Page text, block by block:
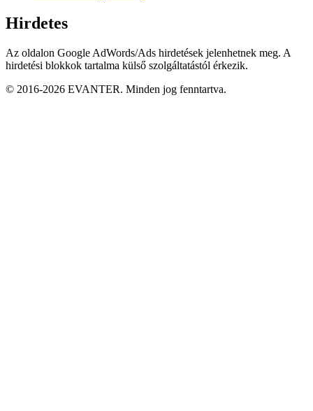
Hirdetes
Az oldalon Google AdWords/Ads hirdetések jelenhetnek meg. A
hirdetési blokkok tartalma külső szolgáltatástól érkezik.
© 2016-2026 EVANTER. Minden jog fenntartva.